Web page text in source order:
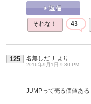
それな！ 43
125 名無しだＪ より
2016年9月1日 9:30 PM
JUMPって売る価値ある